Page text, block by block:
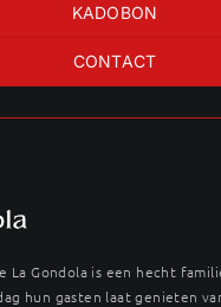
KADOBON
CONTACT
La Gondola is een hecht
hun gasten laat genieten